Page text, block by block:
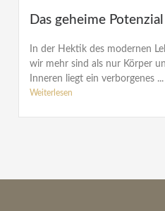
Das geheime
In der Hektik des modernen
wir mehr sind als nur Körper
Inneren liegt ein verborgenes ...
Weiterlesen